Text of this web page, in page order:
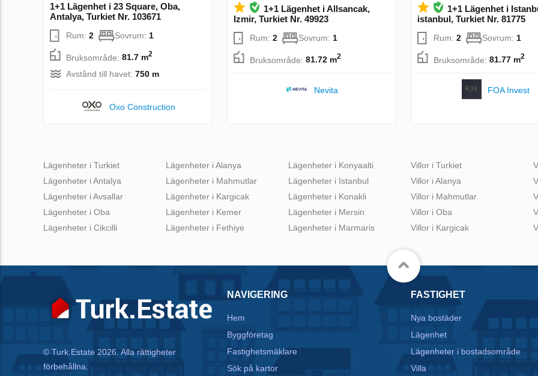
1+1 Lägenhet i 23 Square, Oba,
Antalya, Turkiet Nr. 103671
Rum: 2 Sovrum: 1
Bruksområde: 81.7 m2
Avstånd till havet: 750 m
Oxo Construction
1+1 Lägenhet i Allsancak,
Izmir, Turkiet Nr. 49923
Rum: 2 Sovrum: 1
Bruksområde: 81.72 m2
Nevita
1+1 Lägenhet i
istanbul, Turkiet Nr. 81775
Rum: 2 Sovrum: 1
Bruksområde: 81.77 m2
FOA Invest
Lägenheter i Turkiet
Lägenheter i Antalya
Lägenheter i Avsallar
Lägenheter i Oba
Lägenheter i Cikcilli
Lägenheter i Alanya
Lägenheter i Mahmutlar
Lägenheter i Kargicak
Lägenheter i Kemer
Lägenheter i Fethiye
Lägenheter i Konyaalti
Lägenheter i Istanbul
Lägenheter i Konakli
Lägenheter i Mersin
Lägenheter i Marmaris
Villor i Turkiet
Villor i Alanya
Villor i Mahmutlar
Villor i Oba
Villor i Kargicak
© Turk.Estate 2026. Alla rättigheter
förbehållna.
NAVIGERING
Hem
Byggföretag
Fastighetsmäklare
Sök på kartor
FASTIGHET
Nya bostäder
Lägenhet
Lägenheter i bostadsområde
Villa